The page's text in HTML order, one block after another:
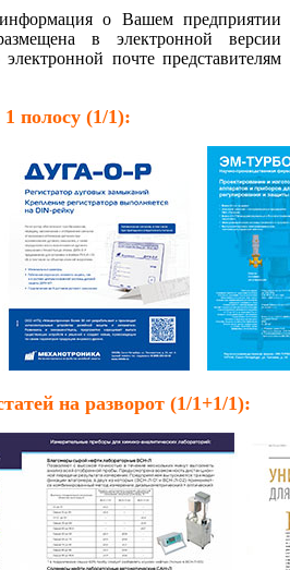
о Вашем предприятии
в электронной версии
почте представителям
полосу (1/1):
на разворот (1/1+1/1):